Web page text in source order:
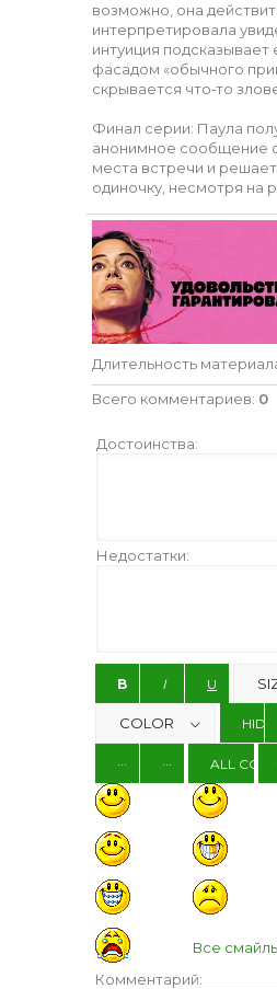
возможно, она
интерпретировала
интуиция подсказывает
фасадом «обычного
скрывается что‑то
Финал серии: Паула
анонимное сообщение
места встречи и решает
одиночку, несмотря на
Длительность
Всего комментариев: 0
Достоинства:
Недостатки:
Все
Комментарий: